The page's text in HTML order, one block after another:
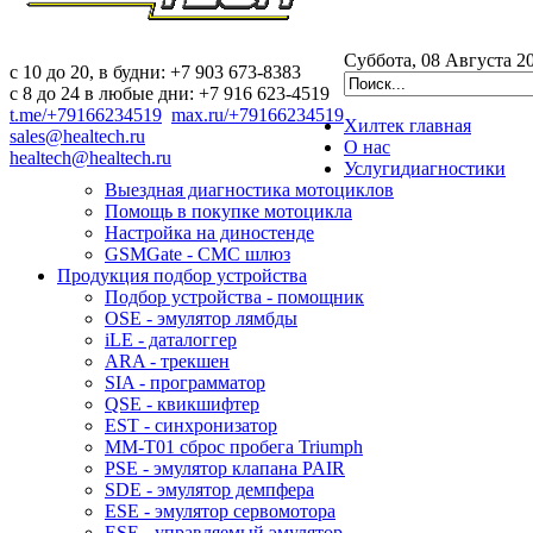
c 10 до 20, в будни: +7 903 673-8383
с 8 до 24 в любые дни: +7 916 623-4519
t.me/+79166234519 max.ru/+79166234519
sales@healtech.ru
healtech@healtech.ru
Суббота, 08 Августа
Хилтек главная
О нас
Услугидиагностики
Выездная диагностика мотоциклов
Помощь в покупке мотоцикла
Настройка на диностенде
GSMGate - СМС шлюз
Продукция подбор устройства
Подбор устройства - помощник
OSE - эмулятор лямбды
iLE - даталоггер
ARA - трекшен
SIA - программатор
QSE - квикшифтер
EST - синхронизатор
MM-T01 сброс пробега Triumph
PSE - эмулятор клапана PAIR
SDE - эмулятор демпфера
ESE - эмулятор сервомотора